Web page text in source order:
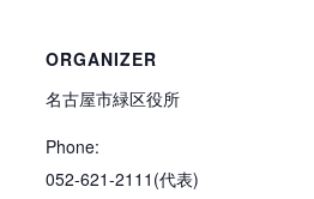
ORGANIZER
名古屋市緑区役所
Phone:
052-621-2111(代表)